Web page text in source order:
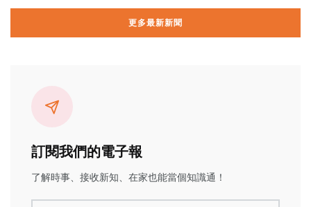
更多最新新聞
訂閱我們的電子報
了解時事、接收新知、在家也能當個知識通！